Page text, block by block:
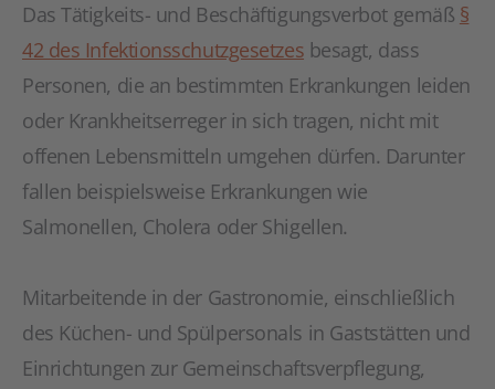
Das Tätigkeits- und Beschäftigungsverbot gemäß §
42 des Infektionsschutzgesetzes besagt, dass
Personen, die an bestimmten Erkrankungen leiden
oder Krankheitserreger in sich tragen, nicht mit
offenen Lebensmitteln umgehen dürfen. Darunter
fallen beispielsweise Erkrankungen wie
Salmonellen, Cholera oder Shigellen.
Mitarbeitende in der Gastronomie, einschließlich
des Küchen- und Spülpersonals in Gaststätten und
Einrichtungen zur Gemeinschaftsverpflegung,